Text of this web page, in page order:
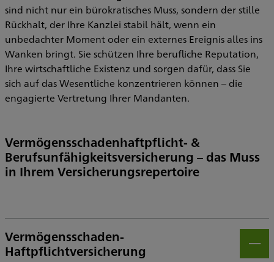
sind nicht nur ein bürokratisches Muss, sondern der stille
Rückhalt, der Ihre Kanzlei stabil hält, wenn ein
unbedachter Moment oder ein externes Ereignis alles ins
Wanken bringt. Sie schützen Ihre berufliche Reputation,
Ihre wirtschaftliche Existenz und sorgen dafür, dass Sie
sich auf das Wesentliche konzentrieren können – die
engagierte Vertretung Ihrer Mandanten.
Vermögensschadenhaftpflicht- &
Berufsunfähigkeitsversicherung – das Muss
in Ihrem Versicherungsrepertoire
Vermögensschaden-
Haftpflichtversicherung